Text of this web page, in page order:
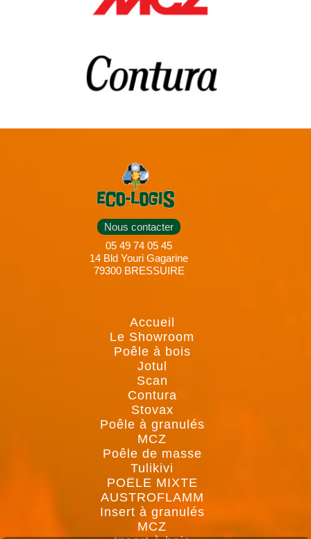
Nous contacter
05 49 74 05 45
14 Bld Youri Gagarine
79300 BRESSUIRE
Accueil
Le Showroom
Poêle à bois
Jotul
Scan
Contura
Stovax
Poêle à granulés
MCZ
Poêle de masse
Tulikivi
POÊLE MIXTE
AUSTROFLAMM
Insert à granulés
MCZ